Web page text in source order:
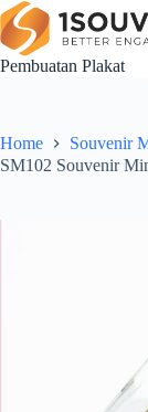
Skip
to
content
Pembuatan Plakat
Home Souvenir
SM102 Souvenir